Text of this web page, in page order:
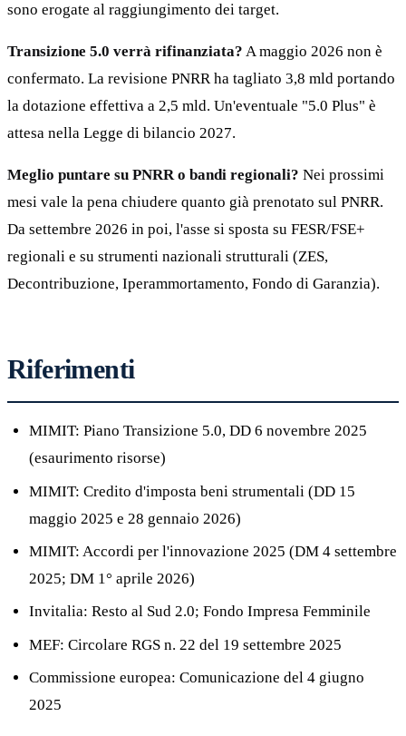
sono erogate al raggiungimento dei target.
Transizione 5.0 verrà rifinanziata? A maggio 2026 non è
confermato. La revisione PNRR ha tagliato 3,8 mld portando
la dotazione effettiva a 2,5 mld. Un'eventuale "5.0 Plus" è
attesa nella Legge di bilancio 2027.
Meglio puntare su PNRR o bandi regionali? Nei prossimi
mesi vale la pena chiudere quanto già prenotato sul PNRR.
Da settembre 2026 in poi, l'asse si sposta su FESR/FSE+
regionali e su strumenti nazionali strutturali (ZES,
Decontribuzione, Iperammortamento, Fondo di Garanzia).
Riferimenti
MIMIT: Piano Transizione 5.0, DD 6 novembre 2025
(esaurimento risorse)
MIMIT: Credito d'imposta beni strumentali (DD 15
maggio 2025 e 28 gennaio 2026)
MIMIT: Accordi per l'innovazione 2025 (DM 4 settembre
2025; DM 1° aprile 2026)
Invitalia: Resto al Sud 2.0; Fondo Impresa Femminile
MEF: Circolare RGS n. 22 del 19 settembre 2025
Commissione europea: Comunicazione del 4 giugno
2025